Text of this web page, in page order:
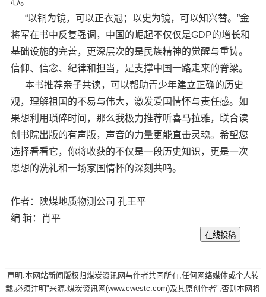
“以铜为镜，可以正衣冠；以史为镜，可以知兴替。”金
将军在书中反复强调，中国的崛起不仅仅是GDP的增长和
基础设施的完善，更深层次的是民族精神的觉醒与重铸。
信仰、信念、纪律和担当，是支撑中国一路走来的脊梁。
本书推荐亲子共读，可以帮助青少年建立正确的历史
观，理解祖国的不易与伟大，激发爱国情怀与责任感。如
果想利用琐碎时间，那么我极力推荐听喜马拉雅，联合读
创书院出版的有声版，声音的力量更能直击灵魂。希望您
选择看看它，你将收获的不仅是一段历史知识，更是一次
思想的洗礼和一场家国情怀的深刻共鸣。
作者：陕煤地质物测公司 孔王平
编 辑：肖平
声明:本网站新闻版权归煤炭资讯网与作者共同所有,任何网络媒体或个人转
载,必须注明"来源:煤炭资讯网(www.cwestc.com)及其原创作者",否则本网将